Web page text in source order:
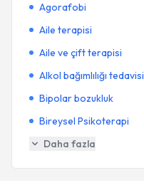
Agorafobi
Aile terapisi
Aile ve çift terapisi
Alkol bağımlılığı tedavisi
Bipolar bozukluk
Bireysel Psikoterapi
Daha fazla